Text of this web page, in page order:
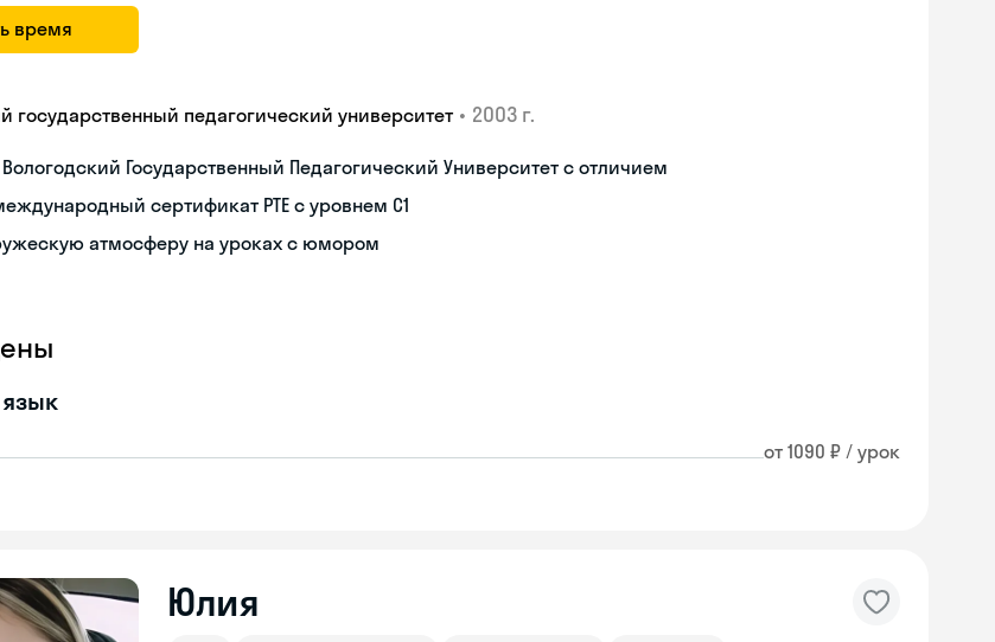
время
государственный педагогический университет • 2003 г.
Государственный Педагогический Университет с отличием
сертификат PTE с уровнем C1
атмосферу на уроках с юмором
от 1090 ₽ / урок
Юлия